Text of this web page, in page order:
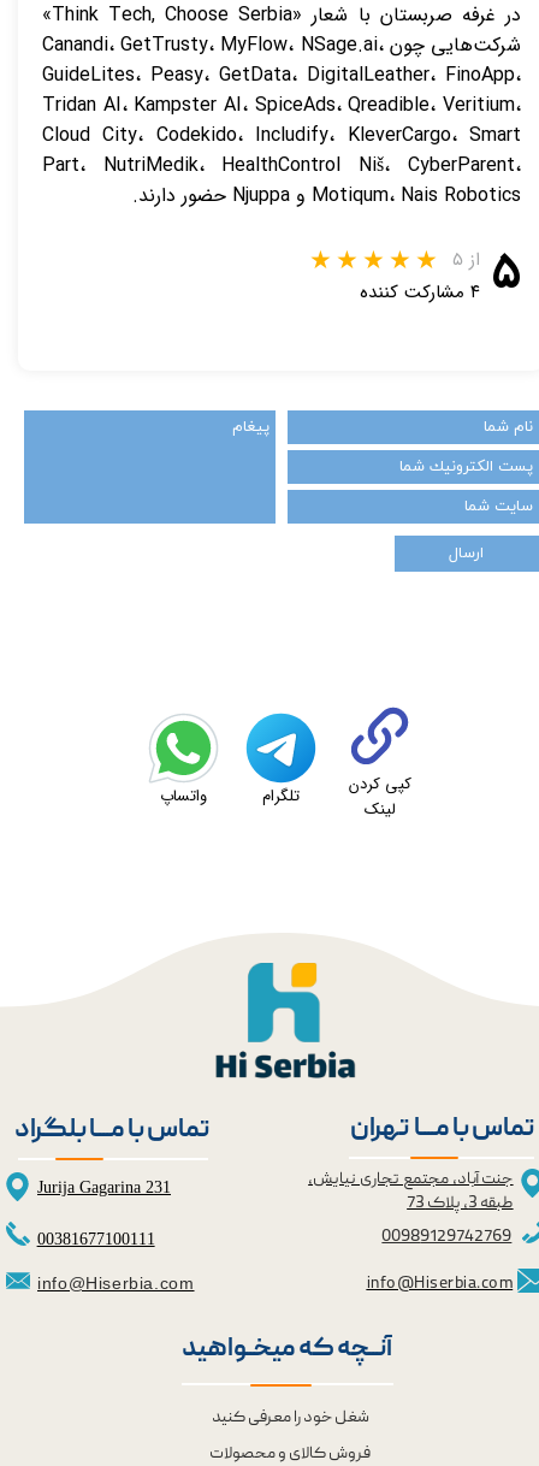
در غرفه صربستان با شعار «Think Tech, Choose Serbia»
شرکت‌هایی چون Canandi، GetTrusty، MyFlow، NSage.ai،
GuideLites، Peasy، GetData، DigitalLeather، FinoApp،
Tridan AI، Kampster AI، SpiceAds، Qreadible، Veritium،
Cloud City، Codekido، Includify، KleverCargo، Smart
Part، NutriMedik، HealthControl Niš، CyberParent،
Motiqum، Nais Robotics و Njuppa حضور دارند.
۵ از ۵
۴ مشارکت کننده
کپی کردن
لینک
تلگرام واتساپ
ارسال
شغل خود را معرفی کنید
فروش کالای و محصولات
آنــچه که میخــواهید
تماس با مــــا تهران
جنت آباد، مجتمع تجاری نیایش،
طبقه 3، پلاک 73
00989129742769
info@Hiserbia.com
تماس با مــــا بلگراد
Jurija Gagarina 231
info@Hiserbia.com
00381677100111